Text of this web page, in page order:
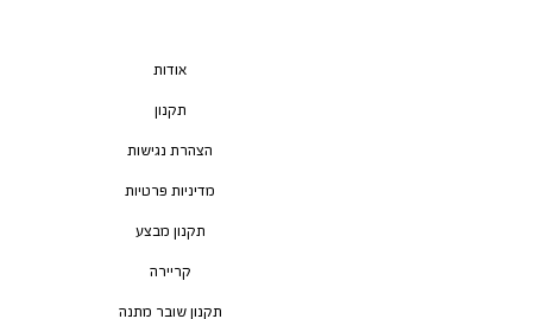
אודות
תקנון
הצהרת נגישות
מדיניות פרטיות
תקנון מבצע
קריירה
תקנון שובר מתנה